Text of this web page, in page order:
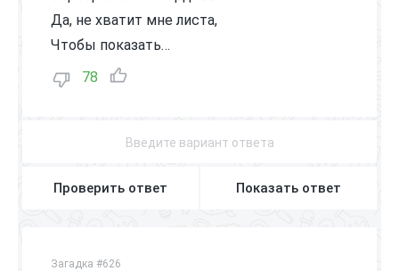
Да, не хватит мне листа,
Чтобы показать…
78
Проверить ответ Показать ответ
Загадка #626